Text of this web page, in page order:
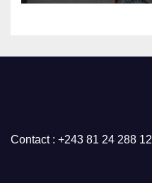
Contact : +243 81 24 288 12